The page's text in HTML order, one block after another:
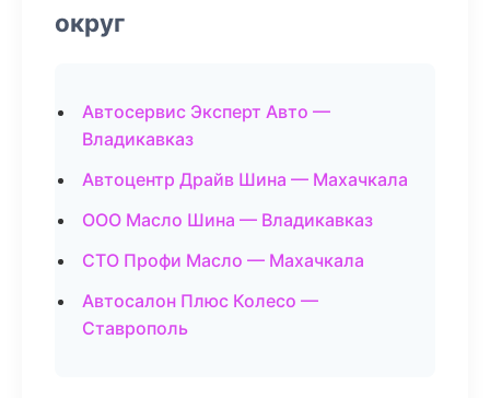
округ
Автосервис Эксперт Авто —
Владикавказ
Автоцентр Драйв Шина — Махачкала
ООО Масло Шина — Владикавказ
СТО Профи Масло — Махачкала
Автосалон Плюс Колесо —
Ставрополь